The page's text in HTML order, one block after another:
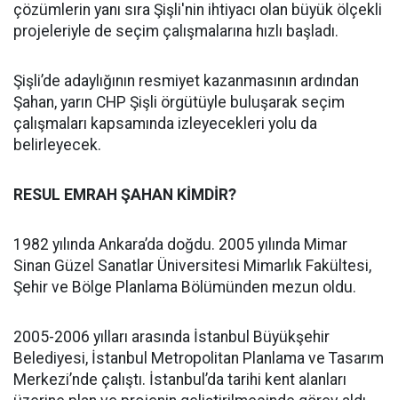
çözümlerin yanı sıra Şişli'nin ihtiyacı olan büyük ölçekli
projeleriyle de seçim çalışmalarına hızlı başladı.
Şişli’de adaylığının resmiyet kazanmasının ardından
Şahan, yarın CHP Şişli örgütüyle buluşarak seçim
çalışmaları kapsamında izleyecekleri yolu da
belirleyecek.
RESUL EMRAH ŞAHAN KİMDİR?
1982 yılında Ankara’da doğdu. 2005 yılında Mimar
Sinan Güzel Sanatlar Üniversitesi Mimarlık Fakültesi,
Şehir ve Bölge Planlama Bölümünden mezun oldu.
2005-2006 yılları arasında İstanbul Büyükşehir
Belediyesi, İstanbul Metropolitan Planlama ve Tasarım
Merkezi’nde çalıştı. İstanbul’da tarihi kent alanları